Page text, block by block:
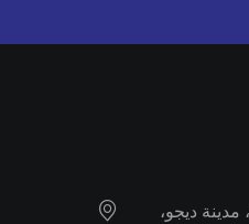
مدينة ديجو،